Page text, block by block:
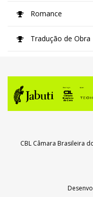
Romance
Tradução de Obra
CBL Câmara Brasileira